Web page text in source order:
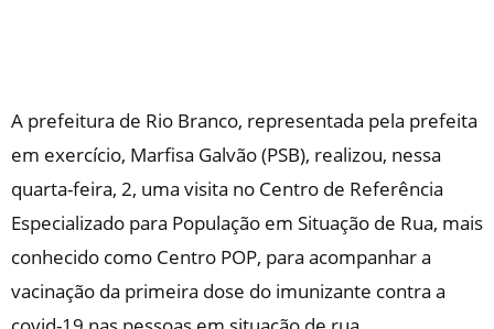
A prefeitura de Rio Branco, representada pela prefeita
em exercício, Marfisa Galvão (PSB), realizou, nessa
quarta-feira, 2, uma visita no Centro de Referência
Especializado para População em Situação de Rua, mais
conhecido como Centro POP, para acompanhar a
vacinação da primeira dose do imunizante contra a